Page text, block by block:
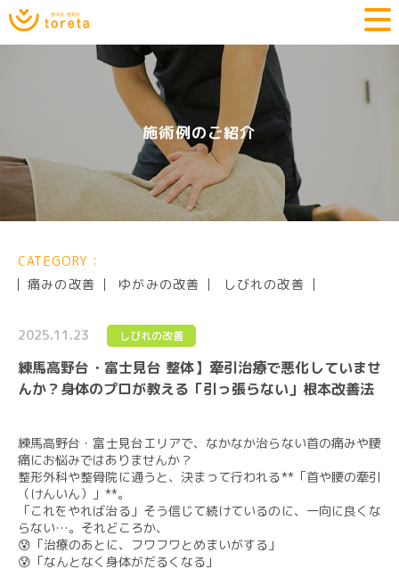
施術例のご紹介
CATEGORY：
痛みの改善
ゆがみの改善 しびれの改善
2025.11.23 しびれの改善
練馬高野台・富士見台 整体】牽引治療で悪化していませ
んか？身体のプロが教える「引っ張らない」根本改善法
​練馬高野台・富士見台エリアで、なかなか治らない首の痛みや腰
痛にお悩みではありませんか？​
整形外科や整骨院に通うと、決まって行われる**「首や腰の牽引
（けんいん）」**。​
「これをやれば治る」​そう信じて続けているのに、一向に良くな
らない…。​それどころか、
​😰「治療のあとに、フワフワとめまいがする」
😰「なんとなく身体がだるくなる」